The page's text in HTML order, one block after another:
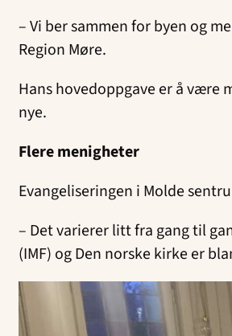
– Vi ber sammen for byen og
Region Møre.
Hans hovedoppgave er å være
nye.
Flere menigheter
Evangeliseringen i Molde
– Det varierer litt fra gang til
(IMF) og Den norske kirke er